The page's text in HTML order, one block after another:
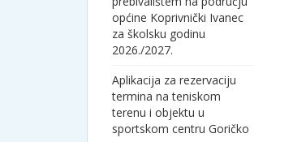
općine Koprivnički Ivanec
za školsku godinu
2026./2027.
Aplikacija za rezervaciju
termina na teniskom
terenu i objektu u
sportskom centru Goričko